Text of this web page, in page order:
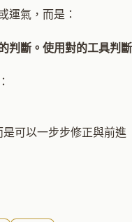
運氣，而是：
判斷。使用對的工具判斷
可以一步步修正與前進